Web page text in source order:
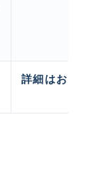
詳細はお問い